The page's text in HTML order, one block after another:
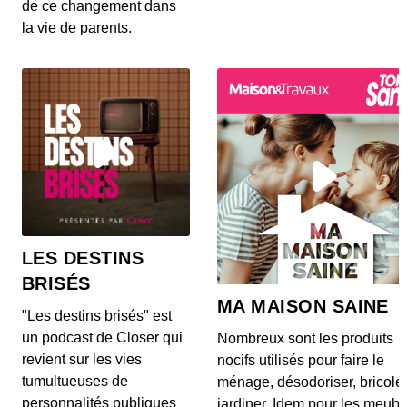
00:07:41 - IL Y A 4 ANS
Bienvenue dans ce nouveau podcast La Bonne
Occaz consacré aux véhicules d&#039;occasion.
Dans ce...
La Bonne Occaz' - Smart ForTwo
00:08:06 - IL Y A 4 MOIS
Aujourd’hui, revenons à un modèle plus
accessible après l’épisode sur l’Alpine A110. Avec
00:06:06 - IL Y A 2 ANS
La Dacia Spring est désormais disponible sur le
marché de l'occasion. La voiture électrique la mo...
de ce changement dans
la vie de parents.
LES DESTINS
BRISÉS
"Les destins brisés" est
un podcast de Closer qui
revient sur les vies
tumultueuses de
personnalités publiques
MA MAISON SAINE
Nombreux sont les produits
nocifs utilisés pour faire le
ménage, désodoriser,